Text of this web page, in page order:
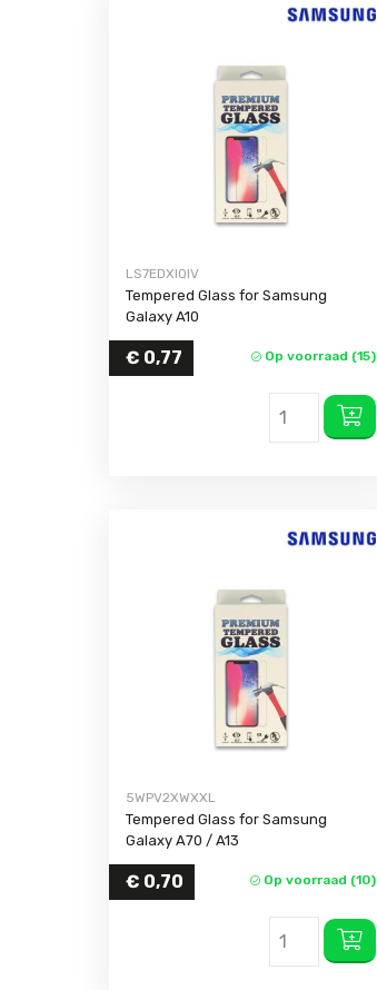
LS7EDXIQIV
Tempered Glass for Samsung
Galaxy A10
€ 0,77 Op voorraad (15)
5WPV2XWXXL
Tempered Glass for Samsung
Galaxy A70 / A13
€ 0,70 Op voorraad (10)